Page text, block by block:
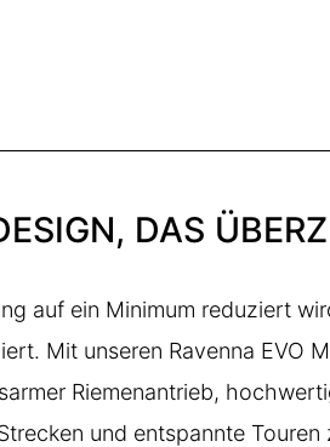
DAS
auf ein Minimum reduziert
Mit unseren Ravenna EVO
Riemenantrieb,
und entspannte